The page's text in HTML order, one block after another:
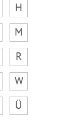
H
M
R
W
Ü